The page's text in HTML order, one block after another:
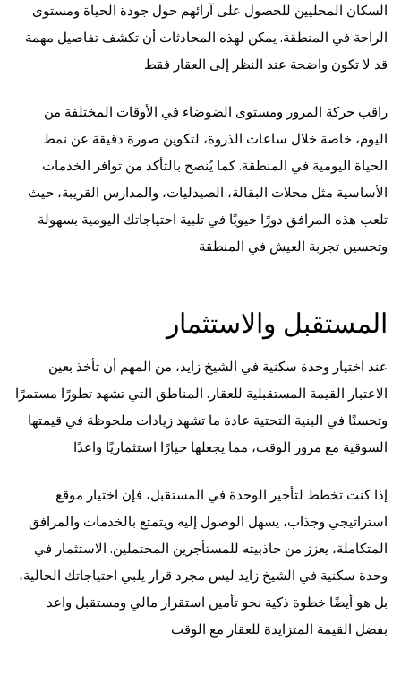
السكان المحليين للحصول على آرائهم حول جودة الحياة ومستوى
الراحة في المنطقة. يمكن لهذه المحادثات أن تكشف تفاصيل مهمة
قد لا تكون واضحة عند النظر إلى العقار فقط
راقب حركة المرور ومستوى الضوضاء في الأوقات المختلفة من
اليوم، خاصة خلال ساعات الذروة، لتكوين صورة دقيقة عن نمط
الحياة اليومية في المنطقة. كما يُنصح بالتأكد من توافر الخدمات
الأساسية مثل محلات البقالة، الصيدليات، والمدارس القريبة، حيث
تلعب هذه المرافق دورًا حيويًا في تلبية احتياجاتك اليومية بسهولة
وتحسين تجربة العيش في المنطقة
المستقبل والاستثمار
عند اختيار وحدة سكنية في الشيخ زايد، من المهم أن تأخذ بعين
الاعتبار القيمة المستقبلية للعقار. المناطق التي تشهد تطورًا مستمرًا
وتحسنًا في البنية التحتية عادة ما تشهد زيادات ملحوظة في قيمتها
السوقية مع مرور الوقت، مما يجعلها خيارًا استثماريًا واعدًا
إذا كنت تخطط لتأجير الوحدة في المستقبل، فإن اختيار موقع
استراتيجي وجذاب، يسهل الوصول إليه ويتمتع بالخدمات والمرافق
المتكاملة، يعزز من جاذبيته للمستأجرين المحتملين. الاستثمار في
وحدة سكنية في الشيخ زايد ليس مجرد قرار يلبي احتياجاتك الحالية،
بل هو أيضًا خطوة ذكية نحو تأمين استقرار مالي ومستقبل واعد
بفضل القيمة المتزايدة للعقار مع الوقت